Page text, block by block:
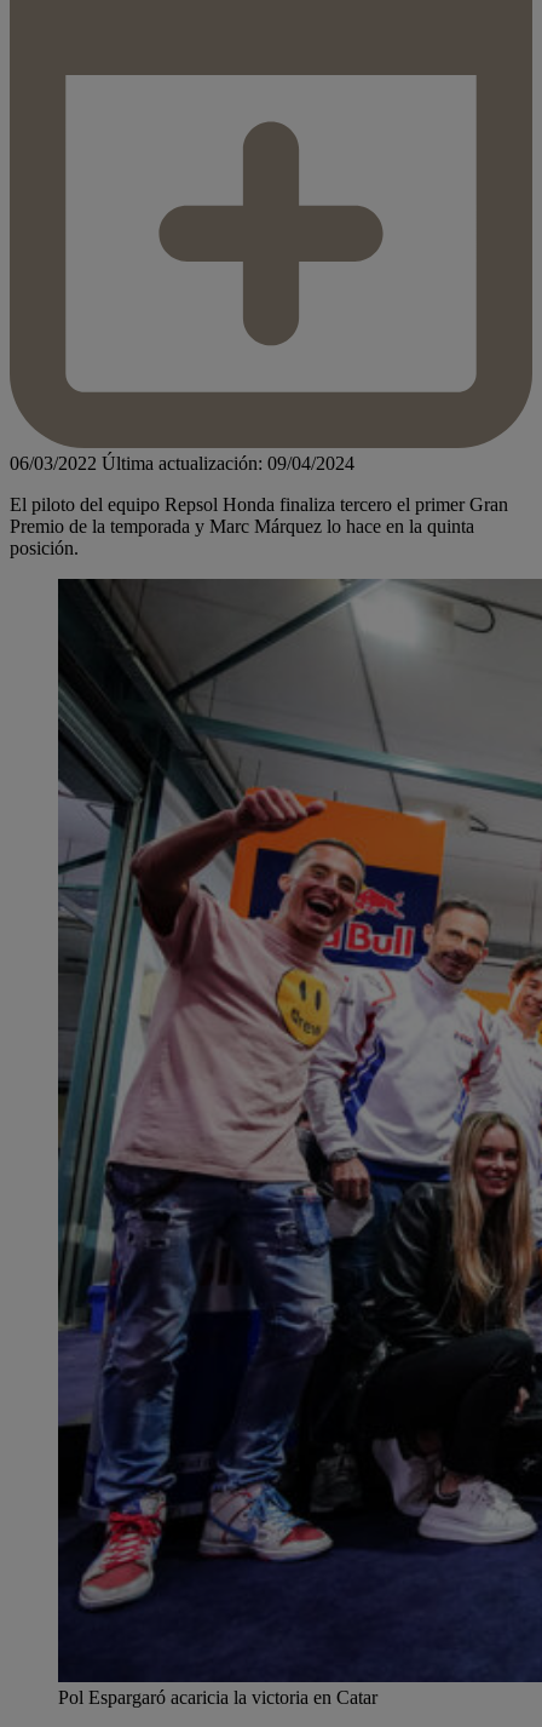
06/03/2022 Última actualización: 09/04/2024
El piloto del equipo Repsol Honda finaliza tercero el primer Gran
Premio de la temporada y Marc Márquez lo hace en la quinta
posición.
Pol Espargaró acaricia la victoria en Catar